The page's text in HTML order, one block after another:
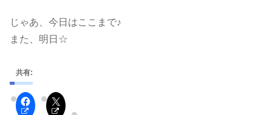
じゃあ、今日はここまで♪
また、明日☆
共有: